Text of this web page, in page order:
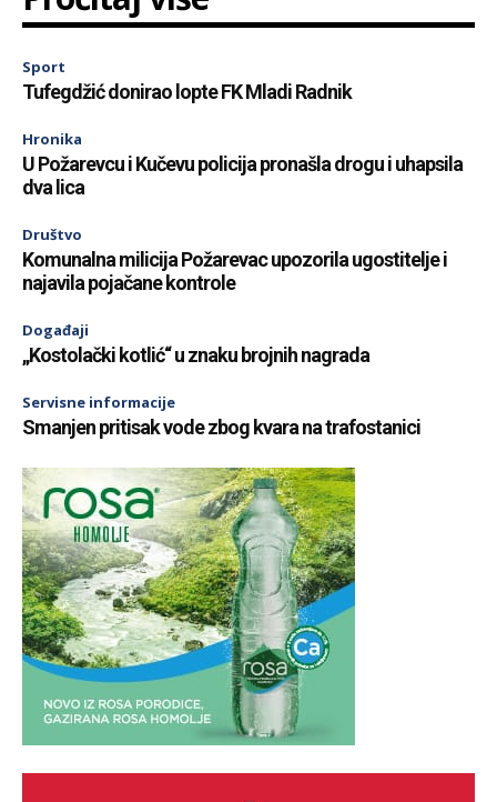
Sport
Tufegdžić donirao lopte FK Mladi Radnik
Hronika
U Požarevcu i Kučevu policija pronašla drogu i uhapsila
dva lica
Društvo
Komunalna milicija Požarevac upozorila ugostitelje i
najavila pojačane kontrole
Događaji
„Kostolački kotlić“ u znaku brojnih nagrada
Servisne informacije
Smanjen pritisak vode zbog kvara na trafostanici